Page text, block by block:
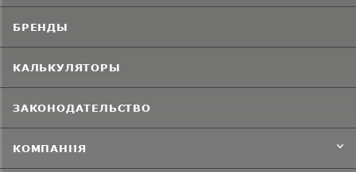
БРЕНДЫ
КАЛЬКУЛЯТОРЫ
ЗАКОНОДАТЕЛЬСТВО
КОМПАНИЯ